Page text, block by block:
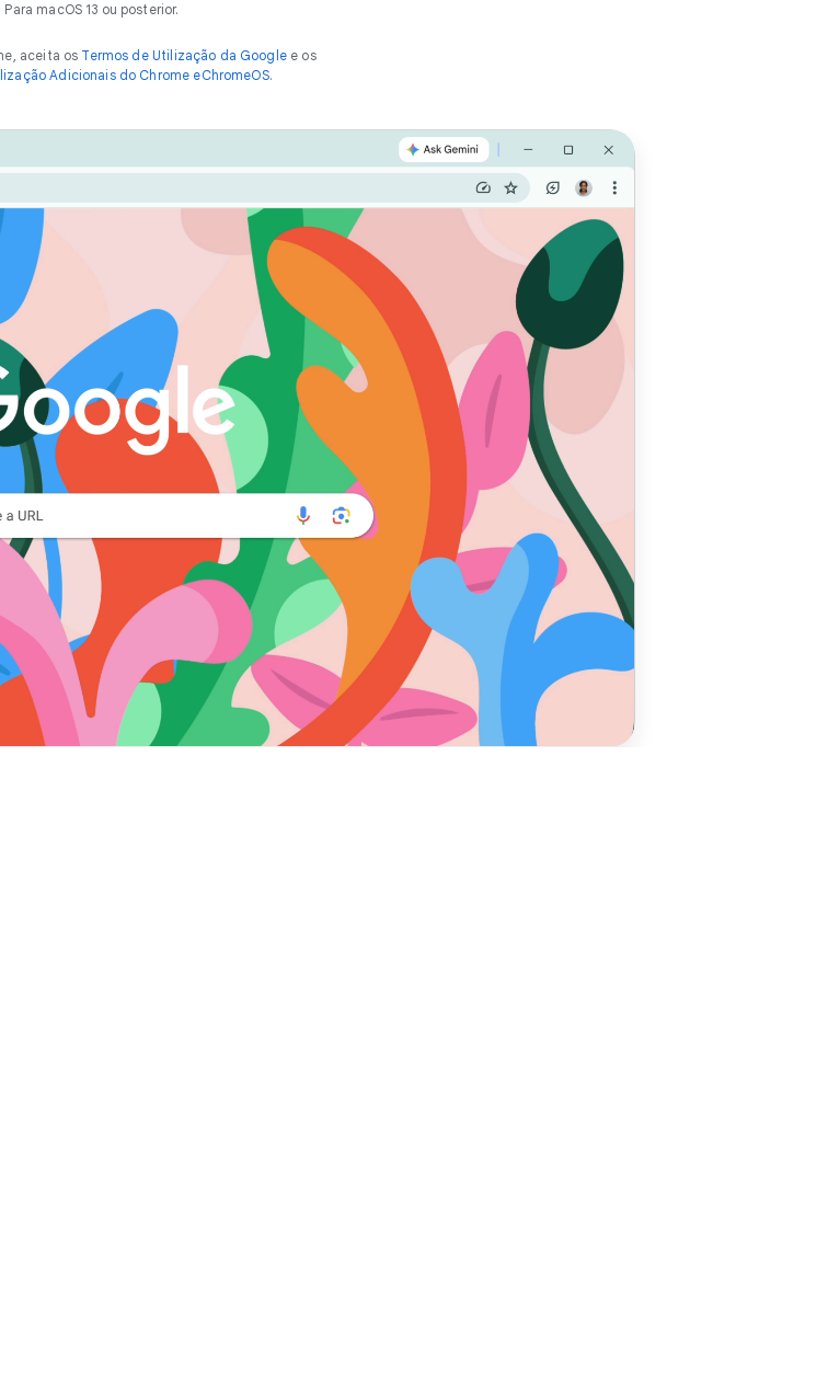
Para macOS 13 ou posterior.
aceita os Termos de Utilização da Googlee os
Adicionais do Chrome eChromeOS.
elo z
de
online
para o desempenho. Otimize a sua
funcionalidades como a Poupança de energia e a